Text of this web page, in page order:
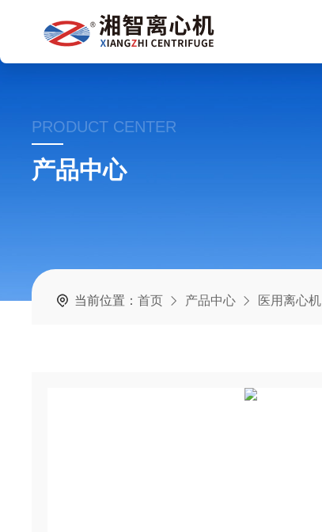
PRODUCT CENTER
产品中心
当前位置：首页 产品中心 医用离心机